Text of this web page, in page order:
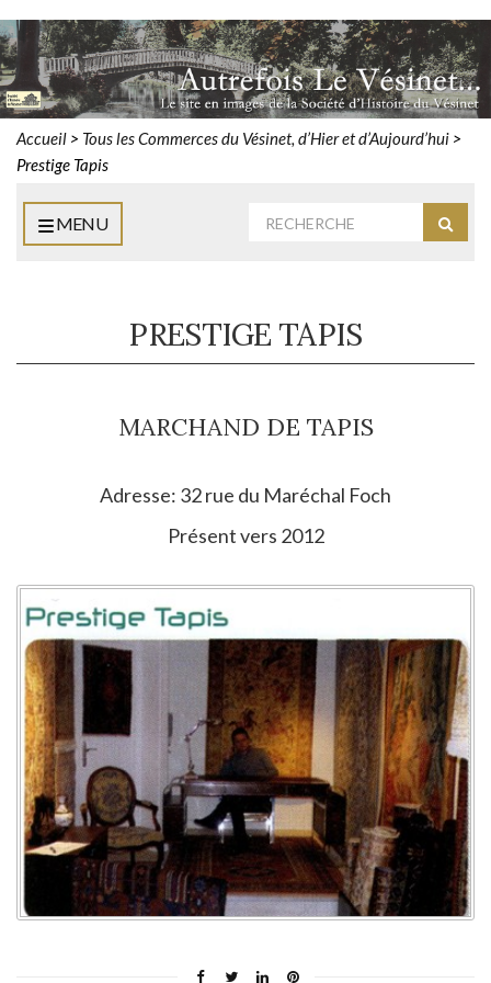
Accueil > Tous les Commerces du Vésinet, d’Hier et d’Aujourd’hui >
Prestige Tapis
MENU
PRESTIGE TAPIS
MARCHAND DE TAPIS
Adresse: 32 rue du Maréchal Foch
Présent vers 2012